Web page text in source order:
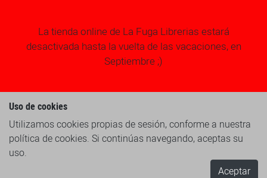
La tienda online de La Fuga Librerias estará
desactivada hasta la vuelta de las vacaciones, en
Septiembre ;)
Uso de cookies
Utilizamos cookies propias de sesión, conforme a nuestra
política de cookies. Si continúas navegando, aceptas su
uso.
Aceptar